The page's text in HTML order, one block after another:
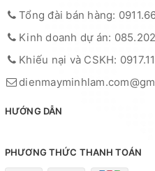
Tổng đài bán hàng:
Kinh doanh dự án:
Khiếu nại và CSKH:
HƯỚNG DẪN
PHƯƠNG THỨC THANH TOÁN